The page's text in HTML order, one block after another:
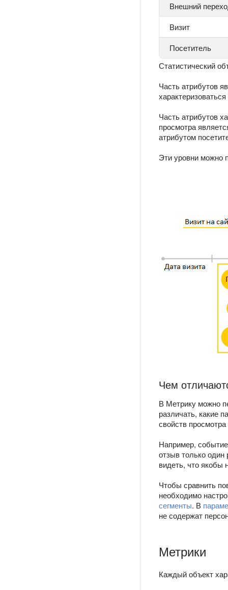
Внешний
Визит
Посетитель
Статистический
Часть атрибутов
Часть атрибутов
просмотра
атрибутом
Эти уровни можно
Чем
В Метрику можно
различать, какие
свойств
Например,
отзыв только
видеть, что якобы
Чтобы сравнить
необходимо
сегменты. В
не содержат
Метрики
Каждый объект